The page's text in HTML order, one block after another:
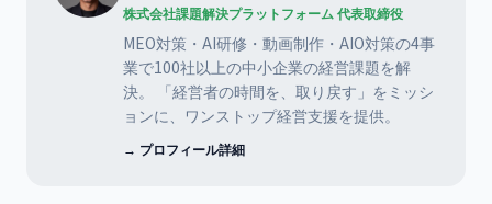
株式会社課題解決プラットフォーム 代表取締役
MEO対策・AI研修・動画制作・AIO対策の4事
業で100社以上の中小企業の経営課題を解
決。 「経営者の時間を、取り戻す」をミッシ
ョンに、ワンストップ経営支援を提供。
→ プロフィール詳細